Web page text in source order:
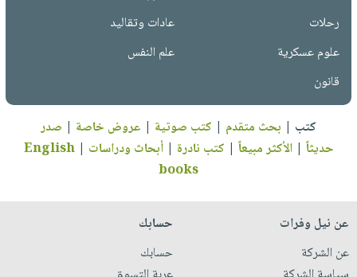
رحلات
عادات وتقاليد
علوم عسكرية
علم النفس
قانون
كتب | بحث متقدم | كتب صوتية | عروض خاصة | صدر
حديثاً |الأكثر مبيعاً | كتب نادرة |أبحاث ودراسات |
English
books
عن نيل وفرات
عن الشركة
حسابك
حسابك